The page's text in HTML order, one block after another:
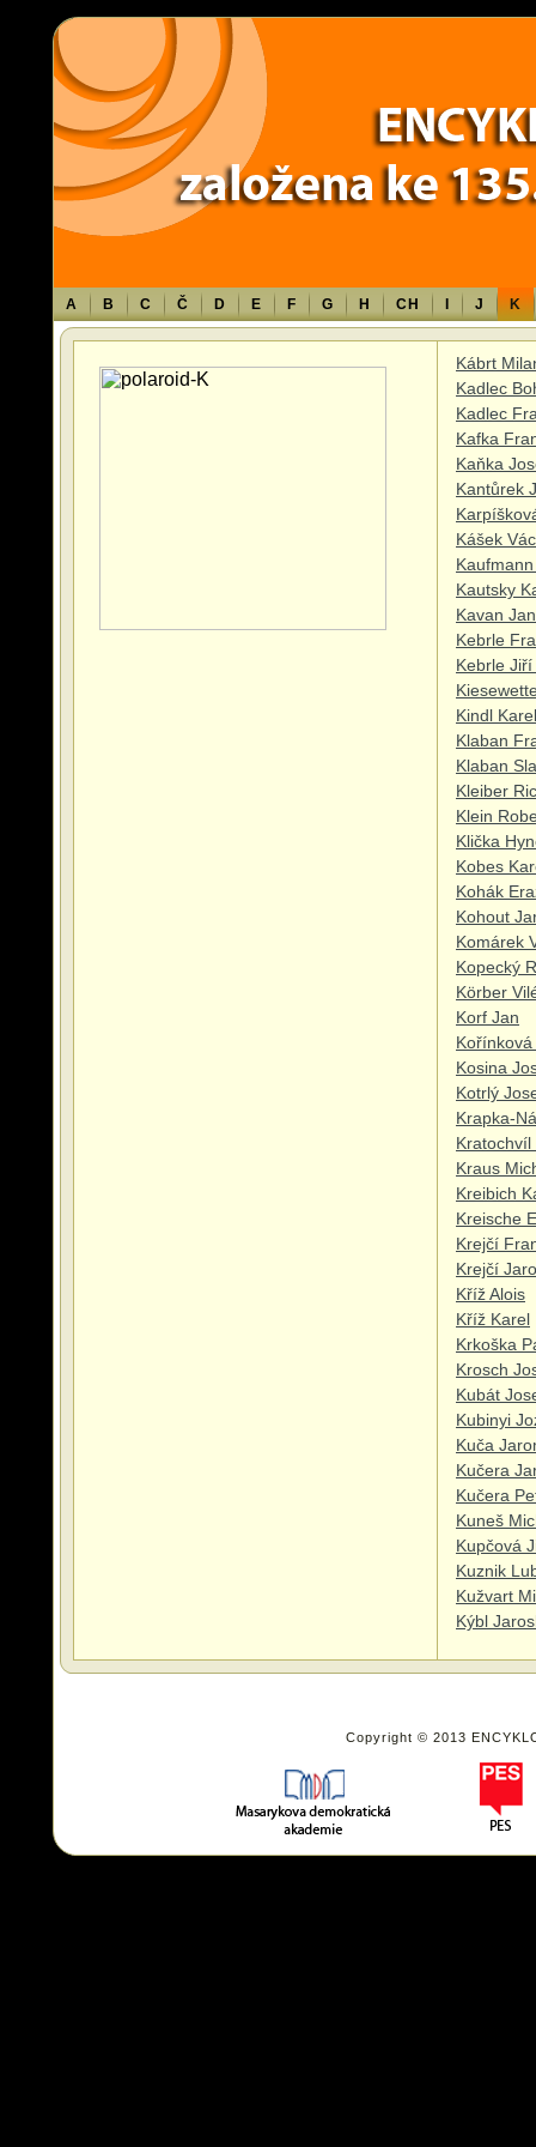
Warning: Use of undefined constant TXT - assumed 'TXT' (this will throw
content/themes/sablona/functions.php
A B C Č D E F G H CH J K
Kábrt
Kadlec
Kadlec
Kafka
Kaňka
Kantůrek
Kášek
Kautsky
Kavan Jan
Kebrle
Kebrle
Kindl Karel
Klaban
Klaban
Kleiber
Klein
Klička
Kobes
Kohák
Kohout
Komárek
Kopecký
Körber
Korf Jan
Kosina
Kotrlý
Krapka-
Kratochvíl
Kraus
Kreibich
Kreische
Krejčí
Krejčí
Kříž Alois
Kříž Karel
Krkoška
Krosch
Kubát
Kubinyi
Kuča
Kučera
Kučera
Kuneš
Kupčová
Kuznik
Kužvart
Kýbl
Copyright © 2013